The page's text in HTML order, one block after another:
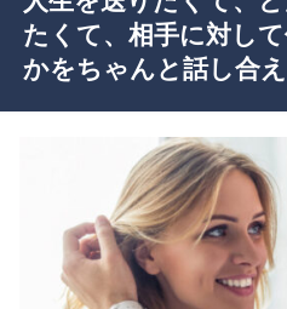
たくて、相手に対し
かをちゃんと話し合